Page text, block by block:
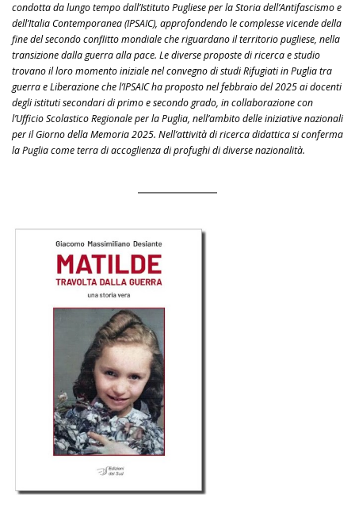
condotta da lungo tempo dall’Istituto Pugliese per la Storia dell’Antifascismo e
dell’Italia Contemporanea (IPSAIC), approfondendo le complesse vicende della
fine del secondo conflitto mondiale che riguardano il territorio pugliese, nella
transizione dalla guerra alla pace. Le diverse proposte di ricerca e studio
trovano il loro momento iniziale nel convegno di studi Rifugiati in Puglia tra
guerra e Liberazione che l’IPSAIC ha proposto nel febbraio del 2025 ai docenti
degli istituti secondari di primo e secondo grado, in collaborazione con
l’Ufficio Scolastico Regionale per la Puglia, nell’ambito delle iniziative nazionali
per il Giorno della Memoria 2025. Nell’attività di ricerca didattica si conferma
la Puglia come terra di accoglienza di profughi di diverse nazionalità.